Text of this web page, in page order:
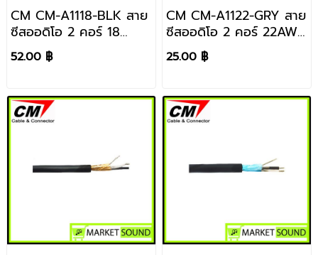
CM CM-A1118-BLK สาย
ซีสออดิโอ 2 คอร์ 18
AWG ราคา / 1 เมตร
52.00 ฿
CM CM-A1122-GRY สาย
ซีสออดิโอ 2 คอร์ 22AWG
สีเทา ราคา / 1 เมตร
25.00 ฿